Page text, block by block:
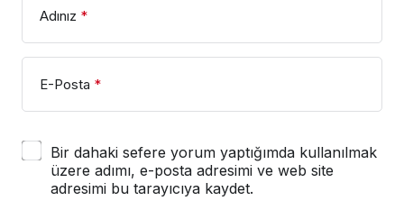
Adınız *
E-Posta *
Bir dahaki sefere yorum yaptığımda kullanılmak
üzere adımı, e-posta adresimi ve web site
adresimi bu tarayıcıya kaydet.